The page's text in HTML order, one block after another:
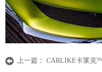
上一篇：CARLIKE卡莱克